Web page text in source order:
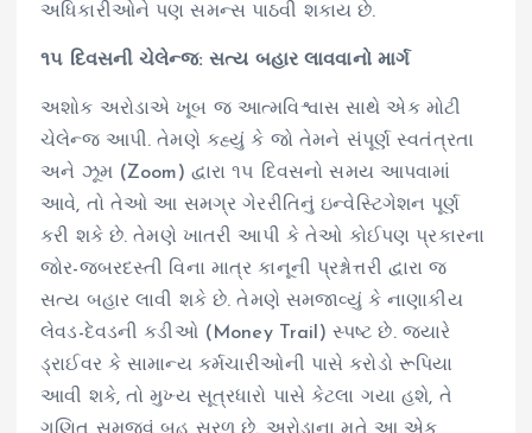
અધિકારીઓને પણ સમન્સ પાઠવી શકાય છે.
૧૫ દિવસની ચેલેન્જ: સત્ય બહાર લાવવાનો માર્ગ
અશોક અરોડાએ ખૂબ જ આત્મવિશ્વાસ સાથે એક મોટી
ચેલેન્જ આપી. તેમણે કહ્યું કે જો તેમને સંપૂર્ણ સ્વતંત્રતા
અને ઝૂમ (Zoom) દ્વારા ૧૫ દિવસનો સમય આપવામાં
આવે, તો તેઓ આ સમગ્ર ગેરરીતિનું ઇન્વેસ્ટિગેશન પૂર્ણ
કરી શકે છે. તેમણે ખાતરી આપી કે તેઓ કોઈપણ પ્રકારના
જોર-જબરદસ્તી વિના માત્ર કાનૂની પ્રશ્નોત્તરી દ્વારા જ
સત્ય બહાર લાવી શકે છે. તેમણે સમજાવ્યું કે નાણાકીય
લેવડ-દેવડની કડીઓ (Money Trail) સ્પષ્ટ છે. જ્યારે
ડ્રાઈવર કે સામાન્ય કર્મચારીઓની પાસે કરોડો રૂપિયા
આવી શકે, તો મુખ્ય સૂત્રધારો પાસે કેટલા ગયા હશે, તે